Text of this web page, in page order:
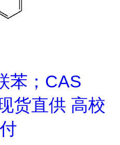
苯；CAS
货直供 高校